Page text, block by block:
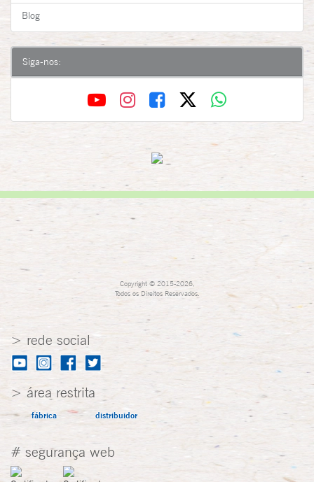
Blog
Siga-nos:
Copyright © 2015-2026,
Todos os Direitos Reservados.
> rede social
> área restrita
fábrica distribuidor
# segurança web